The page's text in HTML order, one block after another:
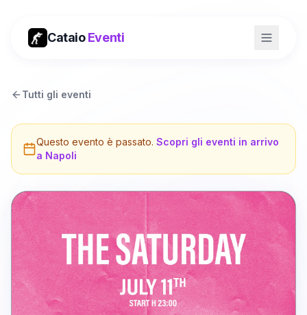
CataioEventi
Tutti gli eventi
Questo evento è passato. Scopri gli eventi in arrivo
a Napoli